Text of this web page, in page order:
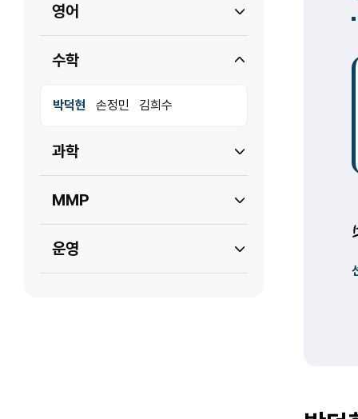
영어
수학
박덕현 손정민 김희수
과학
MMP
운영